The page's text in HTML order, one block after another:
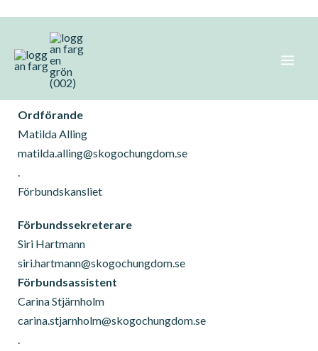
innehåll
Styrelsen och anställda
Styrelse
Ordförande
Matilda Alling
matilda.alling@skogochungdom.se
.
Förbundskansliet
Förbundssekreterare
Siri Hartmann
siri.hartmann@skogochungdom.se
Förbundsassistent
Carina Stjärnholm
carina.stjarnholm@skogochungdom.se
.